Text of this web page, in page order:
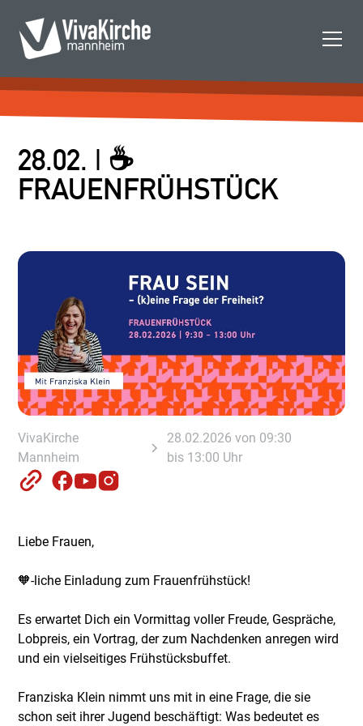
28.02. | ☕
FRAUENFRÜHSTÜCK
VivaKirche
Mannheim
28.02.2026 von 09:30
bis 13:00 Uhr
Liebe Frauen,
🧡-liche Einladung zum Frauenfrühstück!
Es erwartet Dich ein Vormittag voller Freude, Gespräche,
Lobpreis, ein Vortrag, der zum Nachdenken anregen wird
und ein vielseitiges Frühstücksbuffet.
Franziska Klein nimmt uns mit in eine Frage, die sie
schon seit ihrer Jugend beschäftigt: Was bedeutet es